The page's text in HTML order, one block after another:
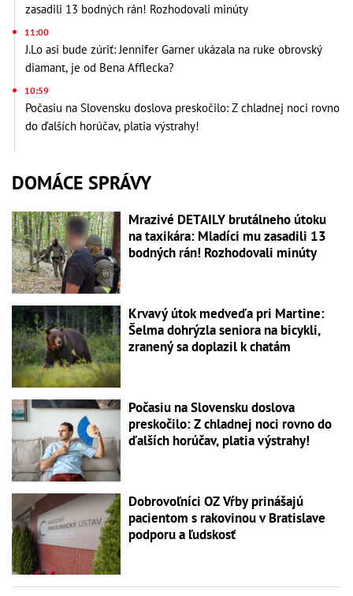
zasadili 13 bodných rán! Rozhodovali minúty
11:00
J.Lo asi bude zúriť: Jennifer Garner ukázala na ruke obrovský
diamant, je od Bena Afflecka?
10:59
Počasiu na Slovensku doslova preskočilo: Z chladnej noci rovno
do ďalších horúčav, platia výstrahy!
DOMÁCE SPRÁVY
Mrazivé DETAILY brutálneho útoku
na taxikára: Mladíci mu zasadili 13
bodných rán! Rozhodovali minúty
Krvavý útok medveďa pri Martine:
Šelma dohrýzla seniora na bicykli,
zranený sa doplazil k chatám
Počasiu na Slovensku doslova
preskočilo: Z chladnej noci rovno do
ďalších horúčav, platia výstrahy!
Dobrovoľníci OZ Vŕby prinášajú
pacientom s rakovinou v Bratislave
podporu a ľudskosť